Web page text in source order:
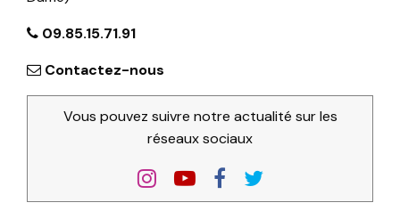
09.85.15.71.91
Contactez-nous
Vous pouvez suivre notre actualité sur les
réseaux sociaux